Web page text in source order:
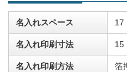
名入れスペース 17
名入れ印刷寸法 15
名入れ印刷方法 箔